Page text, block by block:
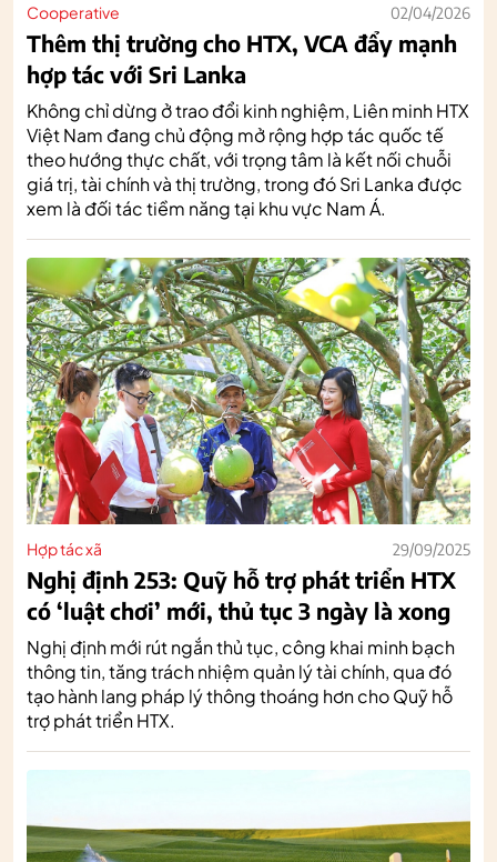
Cooperative 02/04/2026
Thêm thị trường cho HTX, VCA đẩy mạnh
hợp tác với Sri Lanka
Không chỉ dừng ở trao đổi kinh nghiệm, Liên minh HTX
Việt Nam đang chủ động mở rộng hợp tác quốc tế
theo hướng thực chất, với trọng tâm là kết nối chuỗi
giá trị, tài chính và thị trường, trong đó Sri Lanka được
xem là đối tác tiềm năng tại khu vực Nam Á.
Hợp tác xã 29/09/2025
Nghị định 253: Quỹ hỗ trợ phát triển HTX
có ‘luật chơi’ mới, thủ tục 3 ngày là xong
Nghị định mới rút ngắn thủ tục, công khai minh bạch
thông tin, tăng trách nhiệm quản lý tài chính, qua đó
tạo hành lang pháp lý thông thoáng hơn cho Quỹ hỗ
trợ phát triển HTX.